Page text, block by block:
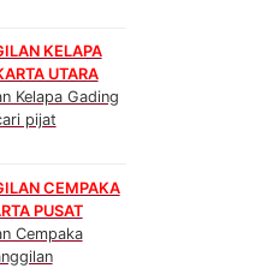
KELAPA
UTARA
Kelapa Gading
pijat
CEMPAKA
PUSAT
Cempaka